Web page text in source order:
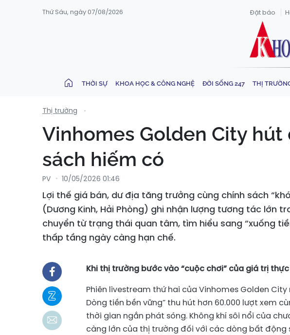
Thứ Sáu, ngày 07/08/2026 Đặt báo
THỜI SỰ KHOA HỌC & CÔNG NGHỆ ĐỜI SỐNG 247 THỊ
Thị trường
Vinhomes Golden City
sách hiếm có
PV 10/05/2026 01:46
Lợi thế giá bán, dư địa tăng trưởng cùng chính sách
(Dương Kinh, Hải Phòng) ghi nhận lượng tương tác lớn
chuyển từ trạng thái quan tâm, tìm hiểu sang “xuống
thấp tầng ngày càng hạn chế.
Khi thị trường bước vào “cuộc chơi” của giá trị thực
Phiên livestream thứ hai của Vinhomes Golden
Dòng tiền bền vững” thu hút hơn 60.000 lượt xem
thời gian ngắn phát sóng. Không khí sôi nổi của
càng lớn của thị trường đối với các dòng bất động